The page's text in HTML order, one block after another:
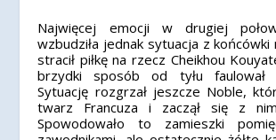
Najwięcej emocji w drugiej
wzbudziła jednak sytuacja z końcówki
stracił piłkę na rzecz Cheikhou
brzydki sposób od tyłu faulował
Sytuację rozgrzał jeszcze Noble,
twarz Francuza i zaczął się z
Spowodowało to zamieszki